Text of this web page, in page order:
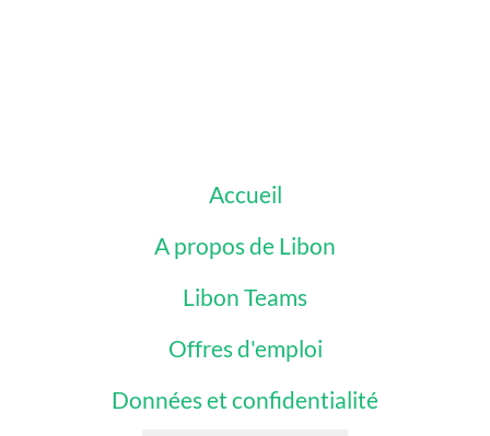
Accueil
A propos de Libon
Libon Teams
Offres d'emploi
Données et confidentialité